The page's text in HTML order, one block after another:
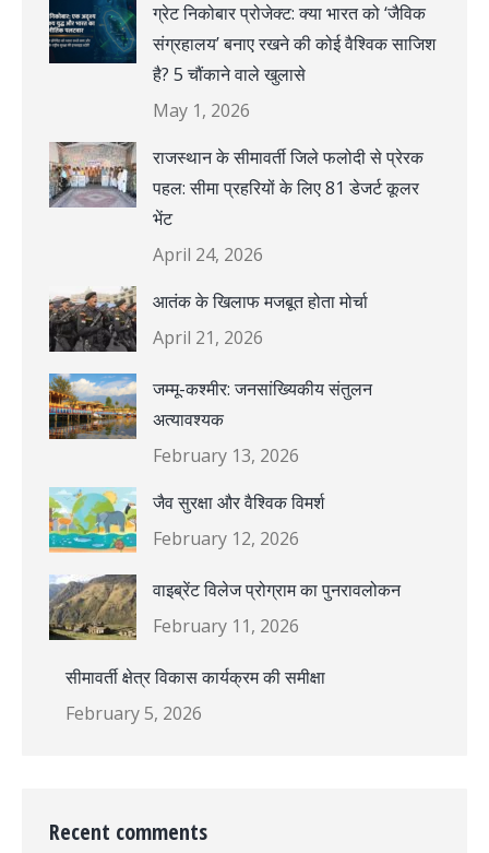
ग्रेट निकोबार प्रोजेक्ट: क्या भारत को ‘जैविक
संग्रहालय’ बनाए रखने की कोई वैश्विक साजिश
है? 5 चौंकाने वाले खुलासे
May 1, 2026
राजस्थान के सीमावर्ती जिले फलोदी से प्रेरक
पहल: सीमा प्रहरियों के लिए 81 डेजर्ट कूलर
भेंट
April 24, 2026
आतंक के खिलाफ मजबूत होता मोर्चा
April 21, 2026
जम्मू-कश्मीर: जनसांख्यिकीय संतुलन
अत्यावश्यक
February 13, 2026
जैव सुरक्षा और वैश्विक विमर्श
February 12, 2026
वाइब्रेंट विलेज प्रोग्राम का पुनरावलोकन
February 11, 2026
सीमावर्ती क्षेत्र विकास कार्यक्रम की समीक्षा
February 5, 2026
Recent comments